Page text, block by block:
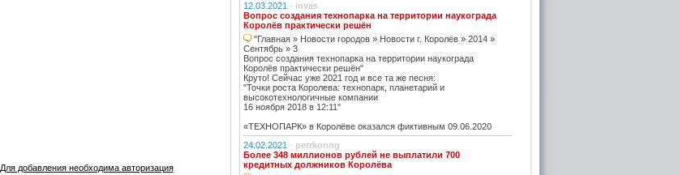
Для добавления необходима авторизация
12.03.2021 - invas
Вопрос создания технопарка на территории наукограда
Королёв практически решён
"Главная » Новости городов » Новости г. Королёв » 2014 »
Сентябрь » 3
Вопрос создания технопарка на территории наукограда
Королёв практически решён"
Круто! Сейчас уже 2021 год и все та же песня:
"Точки роста Королева: технопарк, планетарий и
высокотехнологичные компании
16 ноября 2018 в 12:11"
«ТЕХНОПАРК» в Королёве оказался фиктивным 09.06.2020
24.02.2021 - petrkonng
Более 348 миллионов рублей не выплатили 700
кредитных должников Королёва